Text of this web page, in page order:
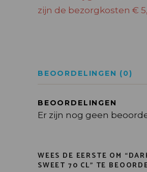
zijn de bezorgkosten €
BEOORDELINGEN (0)
BEOORDELINGEN
Er zijn nog geen
WEES DE EERSTE OM
SWEET 70 CL” TE